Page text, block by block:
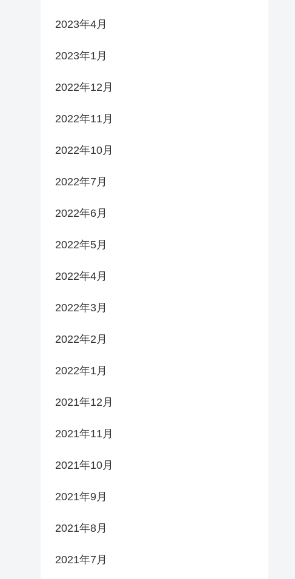
2023年4月
2023年1月
2022年12月
2022年11月
2022年10月
2022年7月
2022年6月
2022年5月
2022年4月
2022年3月
2022年2月
2022年1月
2021年12月
2021年11月
2021年10月
2021年9月
2021年8月
2021年7月